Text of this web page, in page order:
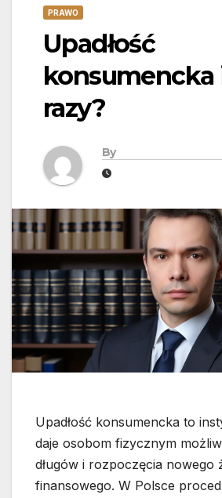
PRAWO
Upadłość
konsumencka
razy?
By
Upadłość konsumencka to
daje osobom fizycznym
długów i rozpoczęcia nowego
finansowego. W Polsce